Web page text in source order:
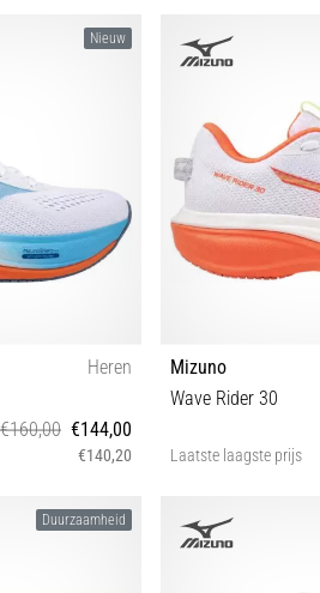
Nieuw
Heren
€160,00 €144,00
€140,20
46½ 47 48½
Mizuno
Wave Rider 30
Laatste laagste prijs
36½ 37 38
Duurzaamheid